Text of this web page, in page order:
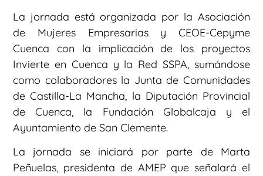
La jornada está organizada por la Asociación
de Mujeres Empresarias y CEOE-Cepyme
Cuenca con la implicación de los proyectos
Invierte en Cuenca y la Red SSPA, sumándose
como colaboradores la Junta de Comunidades
de Castilla-La Mancha, la Diputación Provincial
de Cuenca, la Fundación Globalcaja y el
Ayuntamiento de San Clemente.
La jornada se iniciará por parte de Marta
Peñuelas, presidenta de AMEP que señalará el